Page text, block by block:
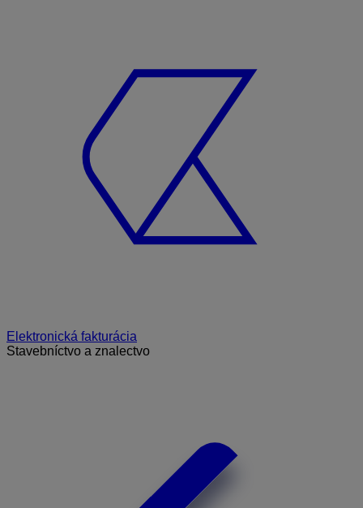
Elektronická fakturácia
Stavebníctvo a znalectvo